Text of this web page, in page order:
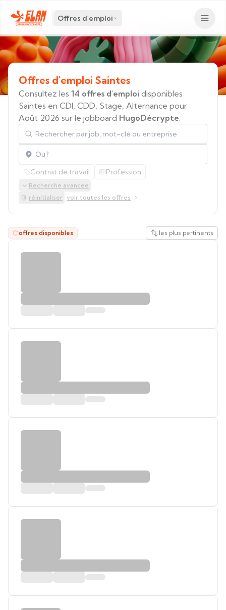
Offres d'emploi
Offres d'emploi Saintes
Consultez les 14 offres d'emploi disponibles
Saintes en CDI, CDD, Stage, Alternance pour
Août 2026 sur le jobboard HugoDécrypte.
Rechercher par job, mot-clé ou entreprise
Localisation
Contrat de travail Profession
Recherche avancée
réinitialiser voir toutes les offres
offres disponibles les plus pertinents